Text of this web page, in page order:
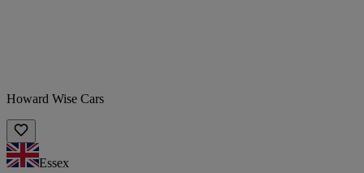
Howard Wise Cars
Essex